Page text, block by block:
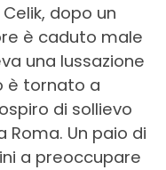
dopo un
è caduto male
una lussazione
è tornato a
di sollievo
Un paio di
a preoccupare